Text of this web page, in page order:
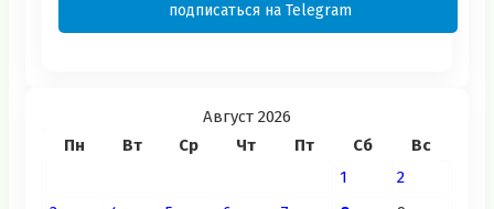
подписаться на Telegram
Август 2026
Пн
Вт Ср Чт Пт Сб Вс
1
2